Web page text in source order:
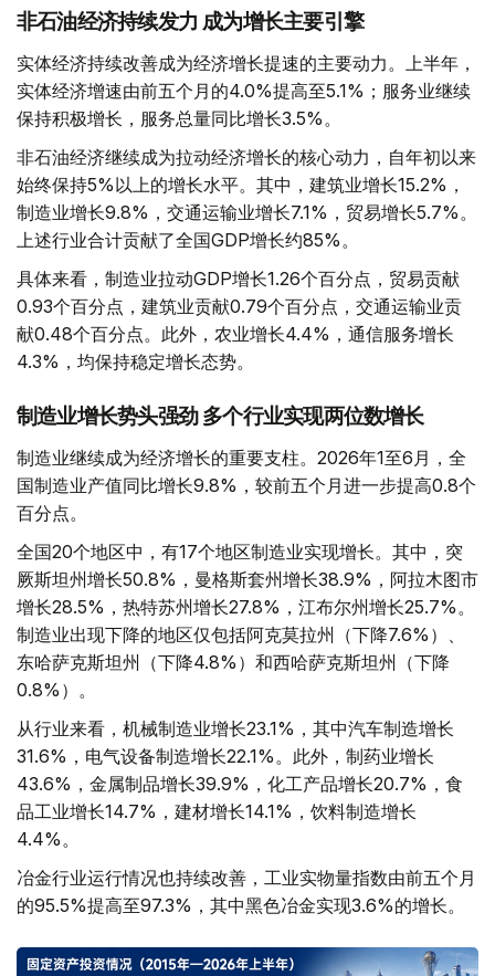
非石油经济持续发力 成为增长主要引擎
实体经济持续改善成为经济增长提速的主要动力。上半年，
实体经济增速由前五个月的4.0%提高至5.1%；服务业继续
保持积极增长，服务总量同比增长3.5%。
非石油经济继续成为拉动经济增长的核心动力，自年初以来
始终保持5%以上的增长水平。其中，建筑业增长15.2%，
制造业增长9.8%，交通运输业增长7.1%，贸易增长5.7%。
上述行业合计贡献了全国GDP增长约85%。
具体来看，制造业拉动GDP增长1.26个百分点，贸易贡献
0.93个百分点，建筑业贡献0.79个百分点，交通运输业贡
献0.48个百分点。此外，农业增长4.4%，通信服务增长
4.3%，均保持稳定增长态势。
制造业增长势头强劲 多个行业实现两位数增长
制造业继续成为经济增长的重要支柱。2026年1至6月，全
国制造业产值同比增长9.8%，较前五个月进一步提高0.8个
百分点。
全国20个地区中，有17个地区制造业实现增长。其中，突
厥斯坦州增长50.8%，曼格斯套州增长38.9%，阿拉木图市
增长28.5%，热特苏州增长27.8%，江布尔州增长25.7%。
制造业出现下降的地区仅包括阿克莫拉州（下降7.6%）、
东哈萨克斯坦州（下降4.8%）和西哈萨克斯坦州（下降
0.8%）。
从行业来看，机械制造业增长23.1%，其中汽车制造增长
31.6%，电气设备制造增长22.1%。此外，制药业增长
43.6%，金属制品增长39.9%，化工产品增长20.7%，食
品工业增长14.7%，建材增长14.1%，饮料制造增长
4.4%。
冶金行业运行情况也持续改善，工业实物量指数由前五个月
的95.5%提高至97.3%，其中黑色冶金实现3.6%的增长。